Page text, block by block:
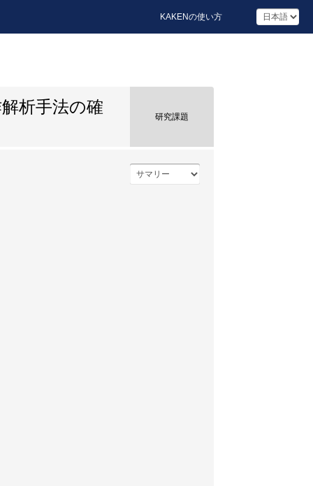
KAKENの使い方
析手法の確
研究課題